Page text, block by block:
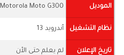
الموديل Motorola Moto G300
نظام التشغيل أندرويد 13
تاريخ الإعلان
لم يعلم حتى الأن